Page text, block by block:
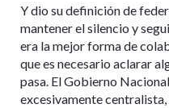
Y dio su definición de
mantener el silencio y
era la mejor forma de
que es necesario aclarar
pasa. El Gobierno
excesivamente